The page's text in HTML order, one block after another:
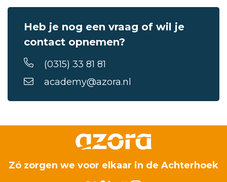
Heb je nog een vraag of wil je
contact opnemen?
(0315) 33 81 81
academy@azora.nl
Zó zorgen we voor elkaar in de Achterhoek